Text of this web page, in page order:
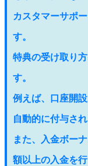
カスタマーサポ
す。
特典の受け取り
す。
例えば、口座開
自動的に付与さ
また、入金ボー
額以上の入金を